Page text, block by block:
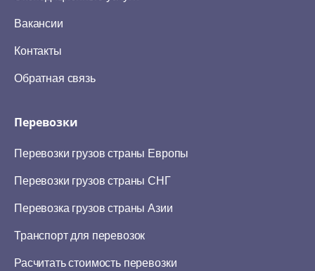
Вакансии
Контакты
Обратная связь
Перевозки
Перевозки грузов страны Европы
Перевозки грузов страны СНГ
Перевозка грузов страны Азии
Транспорт для перевозок
Расчитать стоимость перевозки